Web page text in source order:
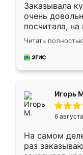
Заказывала
очень
посчитала,
Замерщик
делу со всей
за день,
Читать
Игорь
6
На самом
раз